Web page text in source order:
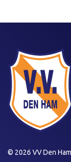
© 2026 VV Den Ham